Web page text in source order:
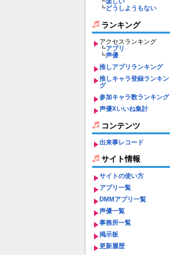
┗どうしようもない
ランキング
アクセスランキング
┗アプリ
┗声優
推しアプリランキング
推しキャラ登録ランキン
グ
参加キャラ数ランキング
声優Xいいね集計
コンテンツ
出来事レコード
サイト情報
サイトの使い方
アプリ一覧
DMMアプリ一覧
声優一覧
事務所一覧
掲示板
更新履歴